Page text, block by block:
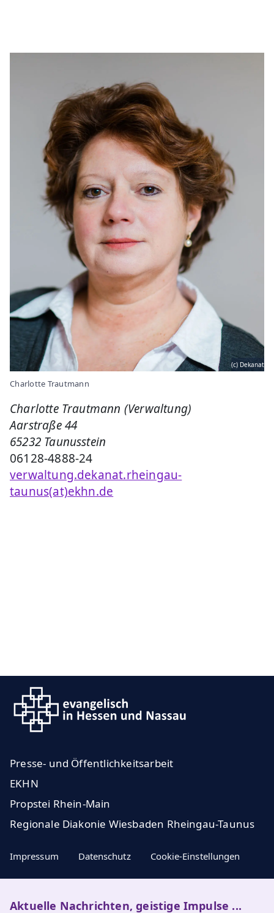
(c) Dekanat
Charlotte Trautmann
Charlotte Trautmann (Verwaltung)
Aarstraße 44
65232 Taunusstein
06128-4888-24
verwaltung.dekanat.rheingau-
taunus(at)ekhn.de
Presse- und Öffentlichkeitsarbeit
EKHN
Propstei Rhein-Main
Regionale Diakonie Wiesbaden Rheingau-Taunus
Impressum Datenschutz Cookie-Einstellungen
Aktuelle Nachrichten, geistige Impulse ...